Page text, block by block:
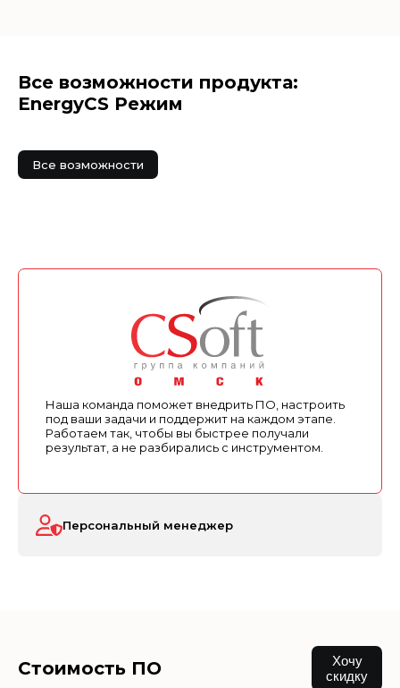
Все возможности продукта:
EnergyCS Режим
Все возможности
Наша команда поможет внедрить ПО, настроить
под ваши задачи и поддержит на каждом этапе.
Работаем так, чтобы вы быстрее получали
результат, а не разбирались с инструментом.
Персональный менеджер
Стоимость ПО
Хочу
скидку